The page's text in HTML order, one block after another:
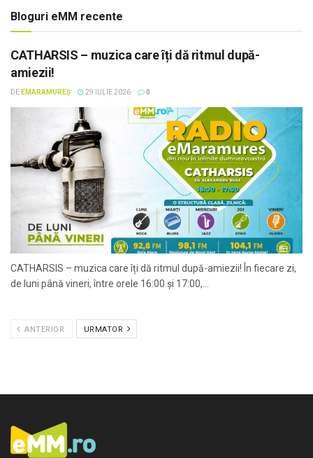
Bloguri eMM recente
CATHARSIS – muzica care îți dă ritmul după-
amiezii!
DE EMARAMUREȘ 29 IULIE 2026 0
CATHARSIS – muzica care îți dă ritmul după-amiezii! În fiecare zi,
de luni până vineri, între orele 16:00 și 17:00,...
ANTERIOR URMATOR